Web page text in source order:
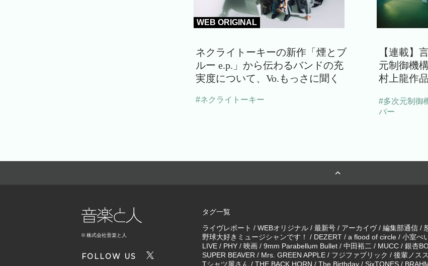
WEB ORIGINAL
ネクライトーキーの新作「煙とブ
ルー e.p.」から伝わるバンドの充
実度について、Vo.もっさに聞く
#ネクライトーキー
【連載】
元制御機
村上龍作
#多次元制御
バー
© 株式会社音楽と人
FOLLOW US
タグ一覧
ライヴレポート / WEBオリジナル / 最新号 / アーカイヴ/ 編集部通信 /
野球大好きミュージシャンです！
/ DEZERT / a flood of circle / 小室ぺ
LIVE / PHY / 映画 / 9mm Parabellum Bullet / 中田裕二 / MUCC / 銀杏
SUPER BEAVER / Mrs. GREEN APPLE / フジファブリック / 後輩ノス
Tシャツ屋さん / THE BACK HORN / The Birthday / SixTONES /